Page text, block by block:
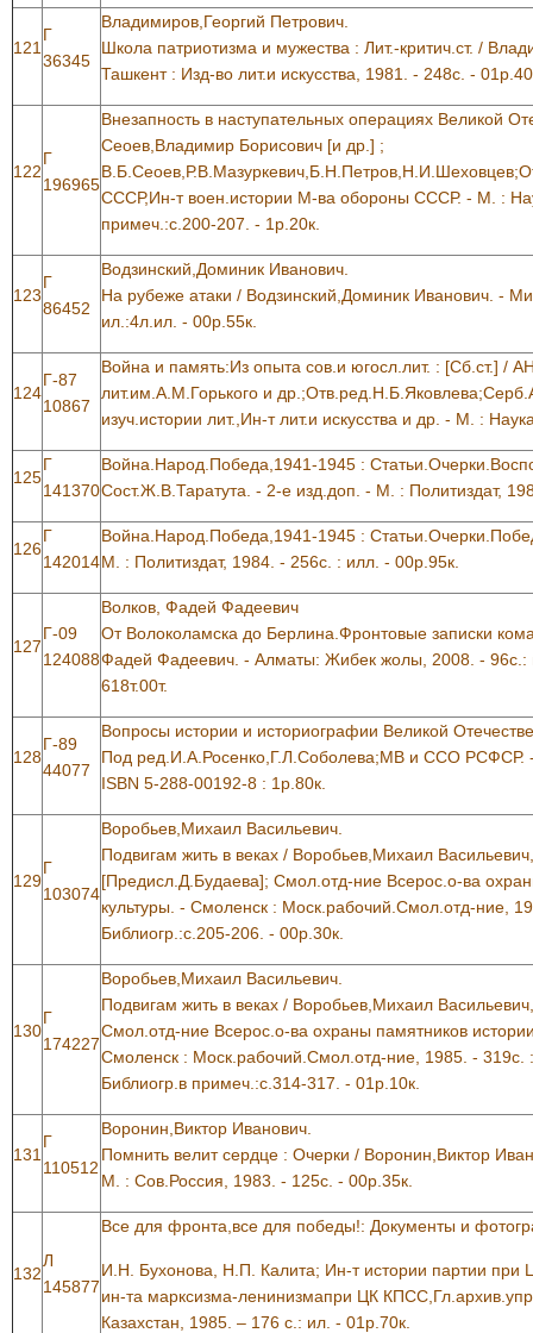
121
Г
36345
Владимиров,Георгий Петрович.
Школа патриотизма и мужества : Лит.-критич.ст. /
Ташкент : Изд-во лит.и искусства, 1981. - 248с. -
122
Г
196965
Внезапность в наступательных операциях Великой
Cеоев,Владимир Борисович [и др.] ;
СССР,Ин-т воен.истории М-ва обороны СССР. - М. :
примеч.:с.200-207. - 1р.20к.
123
Г
86452
Водзинский,Доминик Иванович.
На рубеже атаки / Водзинский,Доминик Иванович. -
ил.:4л.ил. - 00р.55к.
124
Г-87
10867
Война и память:Из опыта сов.и югосл.лит. : [Сб.ст.] /
лит.им.А.М.Горького и
изуч.истории лит.,Ин-т лит.и искусства и др. - М. :
125
Г
141370
Война.Народ.Победа,1941-1945 :
Сост.Ж.В.Таратута. - 2-е изд.доп. - М. : Политиздат,
126
Г
142014
Война.Народ.Победа,1941-1945 :
М. : Политиздат, 1984. - 256с. : илл. - 00р.95к.
127
Г-09
124088
Волков, Фадей Фадеевич
От Волоколамска до Берлина.Фронтовые записки
Фадей Фадеевич. - Алматы: Жибек жолы, 2008. - 96с.:
618т.00т.
128
Г-89
44077
Вопросы истории и историографии Великой
Под ред.И.А.Росенко,Г.Л.Соболева;МВ и ССО РСФСР.
ISBN 5-288-00192-8 : 1р.80к.
129
Г
103074
Воробьев,Михаил Васильевич.
Подвигам жить в веках / Воробьев,Михаил
[Предисл.Д.Будаева]; Смол.отд-ние Всерос.о-ва
культуры. - Смоленск : Моск.рабочий.Смол.отд-ние,
Библиогр.:с.205-206. - 00р.30к.
130
Г
174227
Воробьев,Михаил Васильевич.
Подвигам жить в веках / Воробьев,Михаил
Смол.отд-ние Всерос.о-ва охраны памятников
Смоленск : Моск.рабочий.Смол.отд-ние, 1985. - 319с.
Библиогр.в примеч.:с.314-317. - 01р.10к.
131
Г
110512
Воронин,Виктор Иванович.
Помнить велит сердце : Очерки / Воронин,Виктор
М. : Сов.Россия, 1983. - 125с. - 00р.35к.
132
Л
145877
Все для фронта,все для победы!: Документы и
И.Н. Бухонова, Н.П. Калита; Ин-т истории партии при
ин-та марксизма-ленинизмапри ЦК
Казахстан, 1985. – 176 с.: ил. - 01р.70к.